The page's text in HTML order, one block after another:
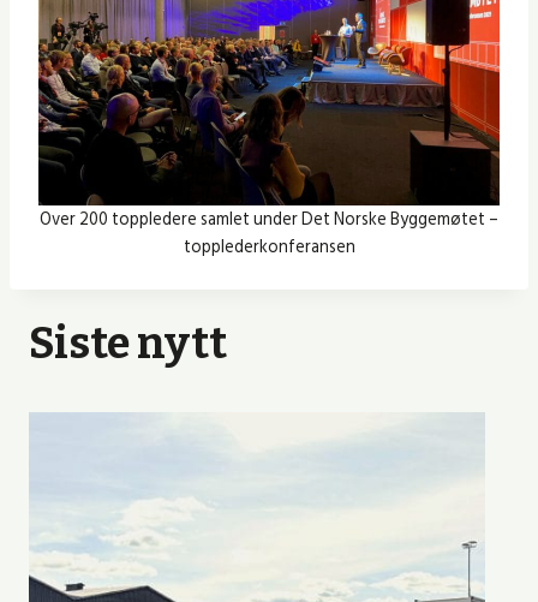
Over 200 toppledere samlet under Det Norske Byggemøtet –
topplederkonferansen
Siste nytt